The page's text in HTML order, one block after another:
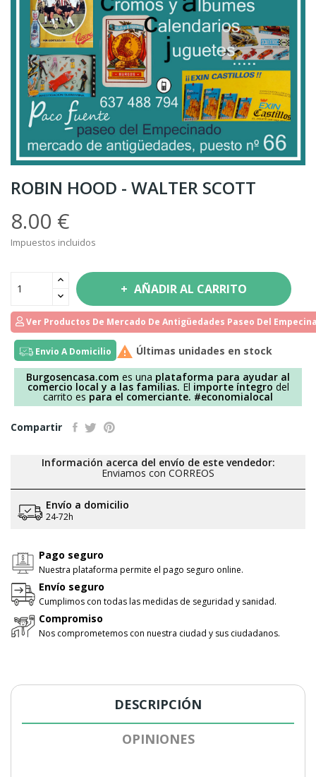
ROBIN HOOD - WALTER SCOTT
8.00 €
Impuestos incluidos
AÑADIR AL CARRITO
Ver Productos De Mercado De Antigüedades Paseo Del
Envio A Domicilio  Últimas unidades en stock
Burgosencasa.com es una plataforma para ayudar al
comercio local y a las familias. El importe íntegro del
carrito es para el comerciante. #economialocal
Compartir
Información acerca del envío de este vendedor:
Enviamos con CORREOS
Envío a domicilio
24-72h
Pago seguro
Nuestra plataforma permite el pago seguro online.
Envío seguro
Cumplimos con todas las medidas de seguridad y sanidad.
Compromiso
Nos comprometemos con nuestra ciudad y sus ciudadanos.
DESCRIPCIÓN
OPINIONES